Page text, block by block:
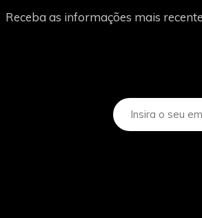
Receba as informações mais